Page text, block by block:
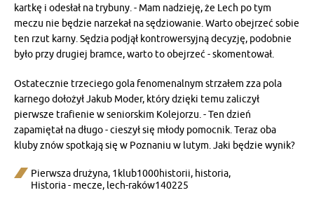
kartkę i odesłał na trybuny. - Mam nadzieję, że Lech po tym
meczu nie będzie narzekał na sędziowanie. Warto obejrzeć sobie
ten rzut karny. Sędzia podjął kontrowersyjną decyzję, podobnie
było przy drugiej bramce, warto to obejrzeć - skomentował.
Ostatecznie trzeciego gola fenomenalnym strzałem zza pola
karnego dołożył Jakub Moder, który dzięki temu zaliczył
pierwsze trafienie w seniorskim Kolejorzu. - Ten dzień
zapamiętał na długo - cieszył się młody pomocnik. Teraz oba
kluby znów spotkają się w Poznaniu w lutym. Jaki będzie wynik?
Pierwsza drużyna, 1klub1000historii, historia,
Historia - mecze, lech-raków140225